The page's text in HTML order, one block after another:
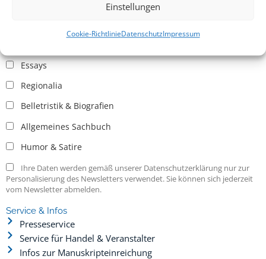
Einstellungen
Cookie-RichtlinieDatenschutzImpressum
Essays
Regionalia
Belletristik & Biografien
Allgemeines Sachbuch
Humor & Satire
Ihre Daten werden gemäß unserer Datenschutzerklärung nur zur
Personalisierung des Newsletters verwendet. Sie können sich jederzeit
vom Newsletter abmelden.
Service & Infos
Presseservice
Service für Handel & Veranstalter
Infos zur Manuskripteinreichung